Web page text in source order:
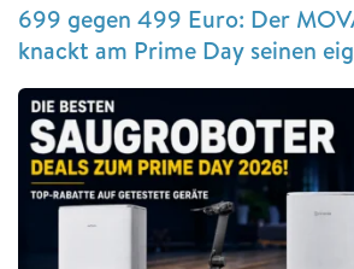
699 gegen 499 Euro: Der
knackt am Prime Day seinen